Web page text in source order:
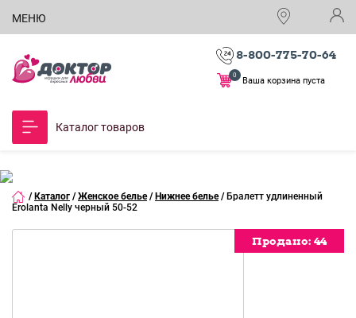
МЕНЮ
8-800-775-70-64
Ваша корзина пуста
0
Каталог товаров
/ Каталог / Женское белье / Нижнее белье / Бралетт удлиненный
Erolanta Nelly черный 50-52
Продано: 44
Продано: 44
Продано: 44
Продано: 44
Продано: 44
Продано: 44
Продано: 44
Продано: 44
Продано: 44